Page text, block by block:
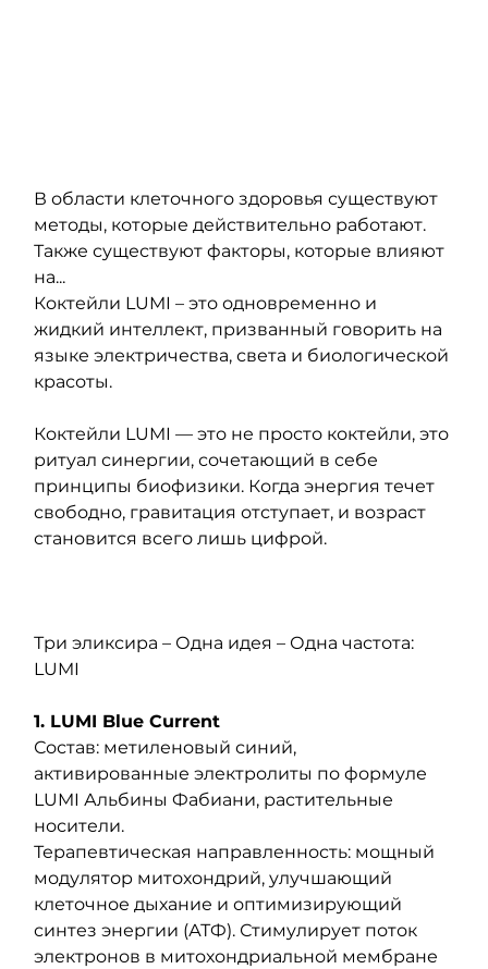
В области клеточного здоровья существуют
методы, которые действительно работают.
Также существуют факторы, которые влияют
на...
Коктейли LUMI – это одновременно и
жидкий интеллект, призванный говорить на
языке электричества, света и биологической
красоты.
Коктейли LUMI — это не просто коктейли, это
ритуал синергии, сочетающий в себе
принципы биофизики. Когда энергия течет
свободно, гравитация отступает, и возраст
становится всего лишь цифрой.
Три эликсира – Одна идея – Одна частота:
LUMI
1. LUMI Blue Current
Состав: метиленовый синий,
активированные электролиты по формуле
LUMI Альбины Фабиани, растительные
носители.
Терапевтическая направленность: мощный
модулятор митохондрий, улучшающий
клеточное дыхание и оптимизирующий
синтез энергии (АТФ). Стимулирует поток
электронов в митохондриальной мембране